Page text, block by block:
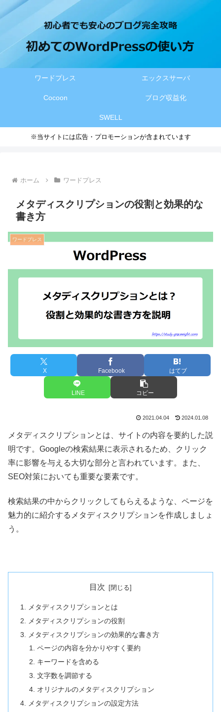
ワードプレス エックスサーバ
Cocoon ブログ収益化
SWELL
※当サイトには広告・プロモーションが含まれています
ホーム ワードプレス
メタディスクリプションの役割と効果的な
書き方
ワードプレス
X Facebook はてブ
LINE コピー
2021.04.04 2024.01.08
メタディスクリプションとは、サイトの内容を要約した説
明です。Googleの検索結果に表示されるため、クリック
率に影響を与える大切な部分と言われています。また、
SEO対策においても重要な要素です。
検索結果の中からクリックしてもらえるような、ページを
魅力的に紹介するメタディスクリプションを作成しましょ
う。
目次
メタディスクリプションとは
メタディスクリプションの役割
メタディスクリプションの効果的な書き方
ページの内容を分かりやすく要約
キーワードを含める
文字数を調節する
オリジナルのメタディスクリプション
メタディスクリプションの設定方法